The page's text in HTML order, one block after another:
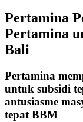
Pertamina
Pertamina
Bali
Pertamina
untuk subsidi
antusiasme
tepat BBM